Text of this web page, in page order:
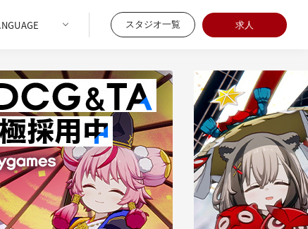
スタジオ一覧 求人